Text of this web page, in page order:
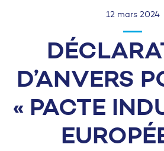
12 mars 2024
D’ANVERS
« PACTE